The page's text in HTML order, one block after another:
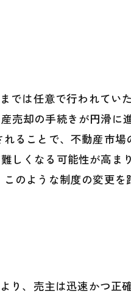
では任意で行われてい
売却の手続きが円滑に
ることで、不動産市場
しくなる可能性が高まり
のような制度の変更を
り、売主は迅速かつ正